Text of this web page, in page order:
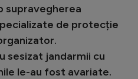
supravegherea
de protecție
sesizat jandarmii cu
le-au fost avariate.